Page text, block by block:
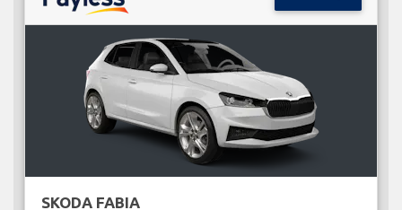
SKODA FABIA